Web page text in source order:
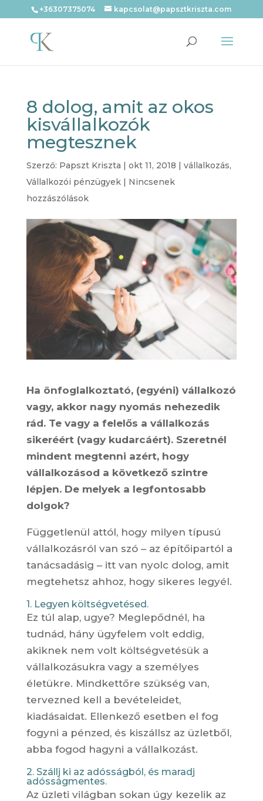
+36307375074 kapcsolat@papsztkriszta.com
8 dolog, amit az okos
kisvállalkozók
megtesznek
Szerző: Papszt Kriszta | okt 11, 2018 | vállalkozás,
Vállalkozói pénzügyek| Nincsenek
hozzászólások
Ha önfoglalkoztató, (egyéni) vállalkozó
vagy, akkor nagy nyomás nehezedik
rád. Te vagy a felelős a vállalkozás
sikeréért (vagy kudarcáért). Szeretnél
mindent megtenni azért, hogy
vállalkozásod a következő szintre
lépjen. De melyek a legfontosabb
dolgok?
Függetlenül attól, hogy milyen típusú
vállalkozásról van szó – az építőipartól a
tanácsadásig – itt van nyolc dolog, amit
megtehetsz ahhoz, hogy sikeres legyél.
1. Legyen költségvetésed.
Ez túl alap, ugye? Meglepődnél, ha
tudnád, hány ügyfelem volt eddig,
akiknek nem volt költségvetésük a
vállalkozásukra vagy a személyes
életükre. Mindkettőre szükség van,
tervezned kell a bevételeidet,
kiadásaidat. Ellenkező esetben el fog
fogyni a pénzed, és kiszállsz az üzletből,
abba fogod hagyni a vállalkozást.
2. Szállj ki az adósságból, és maradj
adósságmentes.
Az üzleti világban sokan úgy kezelik az